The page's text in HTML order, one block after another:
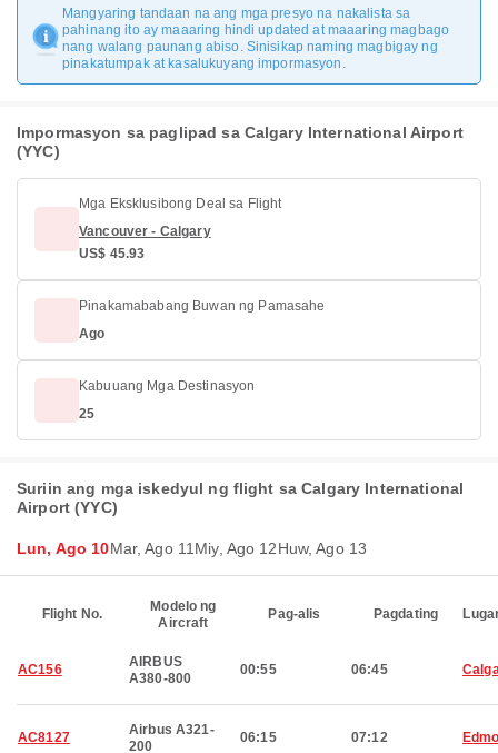
Mangyaring tandaan na ang mga presyo na nakalista sa
pahinang ito ay maaaring hindi updated at maaaring magbago
nang walang paunang abiso. Sinisikap naming magbigay ng
pinakatumpak at kasalukuyang impormasyon.
Impormasyon sa paglipad sa Calgary International Airport
(YYC)
Mga Eksklusibong Deal sa Flight
Vancouver - Calgary
US$ 45.93
Pinakamababang Buwan ng Pamasahe
Ago
Kabuuang Mga Destinasyon
25
Suriin ang mga iskedyul ng flight sa Calgary International
Airport (YYC)
Lun, Ago 10Mar, Ago 11 Miy, Ago 12Huw, Ago 13
Flight No.
Modelo ng
Aircraft
Pag-alis Pagdating
AC156
AIRBUS
A380-800
00:55 06:45
AC8127
Airbus A321-
200
06:15 07:12